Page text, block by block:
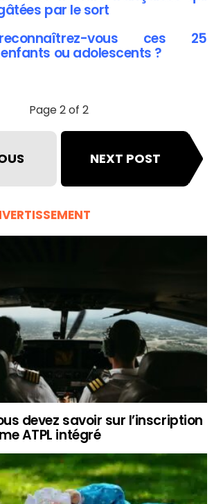
par le sort
vous ces 25
ou adolescents ?
Page 2 of 2
NEXT POST
devez savoir sur l’inscription
ATPL intégré